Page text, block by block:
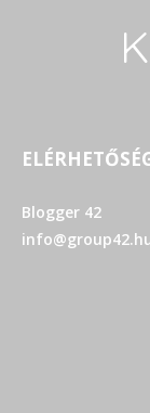
Blogger 42